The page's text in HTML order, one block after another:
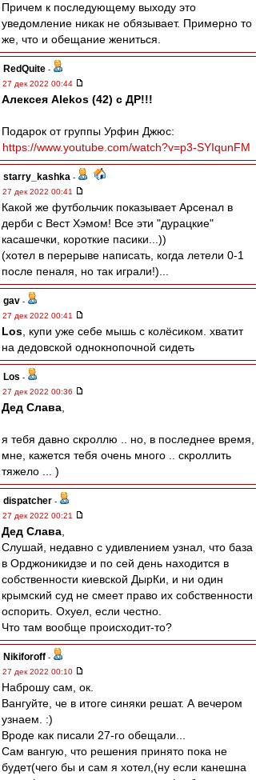
Причем к последующему выходу это
уведомление никак не обязывает. Примерно то
же, что и обещание жениться.
RedQuite -
27 дек 2022 00:44
Алексея Alekos (42) с ДР!!!
Подарок от группы Урфин Джюс:
https://www.youtube.com/watch?v=p3-SYIqunFM
starry_kashka -
27 дек 2022 00:41
Какой же футбольчик показывает Арсенал в
дерби с Вест Хэмом! Все эти "дурацкие"
касашечки, короткие пасики...))
(хотел в перерыве написать, когда летели 0-1
после пеналя, но так играли!)...
gav -
27 дек 2022 00:41
Los , купи уже себе мышь с колёсиком. хватит
на дедовской однокнопочной сидеть
Los -
27 дек 2022 00:36
Дед Слава
я тебя давно скроллю .. но, в последнее время,
мне, кажется тебя очень много .. скроллить
тяжело ... )
dispatcher -
27 дек 2022 00:21
Дед Слава
Слушай, недавно с удивлением узнал, что база
в Орджоникидзе и по сей день находится в
собственности киевской ДырКи, и ни один
крымский суд не смеет право их собственности
оспорить. Охуел, если честно.
Что там вообще происходит-то?
Nikiforoff -
27 дек 2022 00:10
Наброшу сам, ок.
Вангуйте, че в итоге синяки решат. А вечером
узнаем. :)
Вроде как писали 27-го обещали...
Сам вангую, что решения принято пока не
будет(чего бы и сам я хотел,(ну если канешна